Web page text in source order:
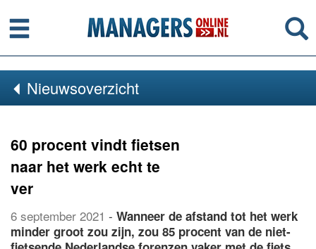
Menu
Nieuwsoverzicht
60 procent vindt fietsen
naar het werk echt te
ver
6 september 2021 - Wanneer de afstand tot het werk
minder groot zou zijn, zou 85 procent van de niet-